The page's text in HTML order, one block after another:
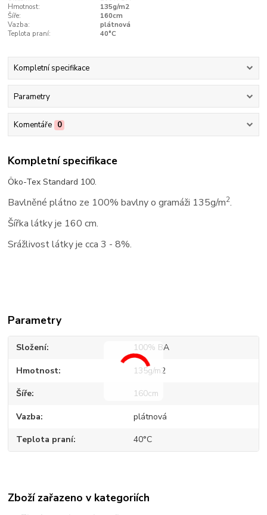
Hmotnost:
135g/m2
Šíře:
160cm
Vazba:
plátnová
Teplota praní:
40°C
Kompletní specifikace
Parametry
Komentáře 0
Kompletní specifikace
Öko-Tex Standard 100.
Bavlněné plátno ze 100% bavlny o gramáži 135g/m2.
Šířka látky je 160 cm.
Srážlivost látky je cca 3 - 8%.
Parametry
Složení 100% BA
Hmotnost 135g/m2
Šíře 160cm
Vazba plátnová
Teplota praní 40°C
Zboží zařazeno v kategoriích